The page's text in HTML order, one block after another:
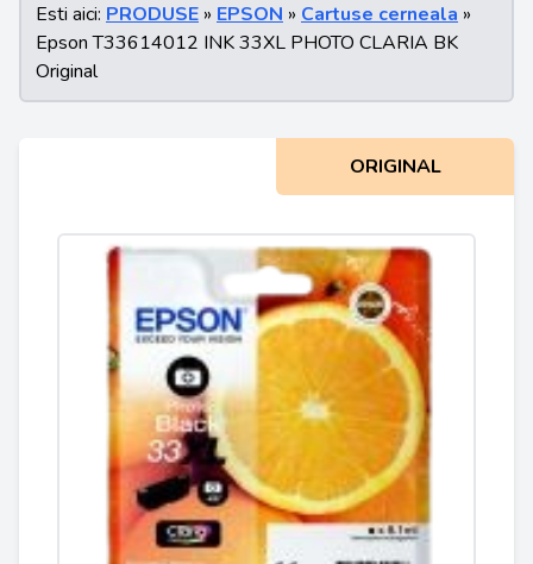
Esti aici: PRODUSE » EPSON » Cartuse cerneala »
Epson T33614012 INK 33XL PHOTO CLARIA BK
Original
ORIGINAL